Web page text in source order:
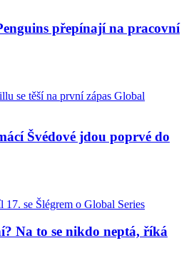
přepínají na pracovní
Švédové jdou poprvé do
Na to se nikdo neptá, říká